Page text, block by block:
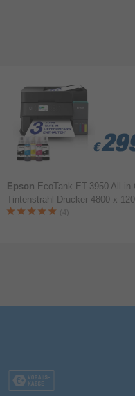
€
€
€
Epson EcoTank ET-3950 All in
Tintenstrahl Drucker 4800 x
(4)